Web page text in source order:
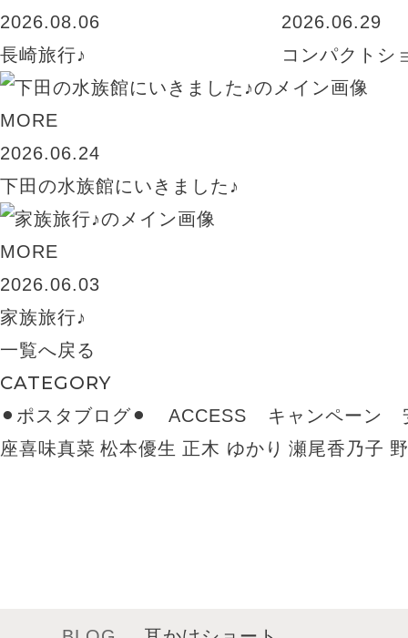
2026.08.06
長崎旅行♪
2026.06.29
コンパクトシ
MORE
2026.06.24
下田の水族館にいきました♪
MORE
2026.06.03
家族旅行♪
一覧へ戻る
CATEGORY
⚫︎ポスタブログ⚫︎ ACCESS キャンペーン
座喜味真菜 松本優生 正木 ゆかり 瀬尾香乃子